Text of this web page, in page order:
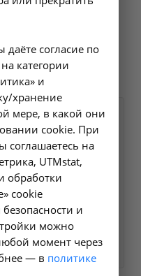
- A06.08.003 в
950 ₽
согласие по
категории
и
хранение
мере, в какой они
cookie. При
соглашаетесь на
UTMstat,
обработки
cookie
и
можно
момент через
— в политике